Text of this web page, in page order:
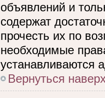
объявлений и
содержат
прочесть их по
необходимые
устанавливаются
Вернуться